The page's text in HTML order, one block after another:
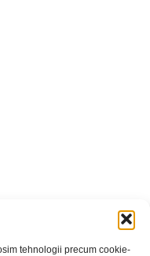
tehnologii precum cookie-